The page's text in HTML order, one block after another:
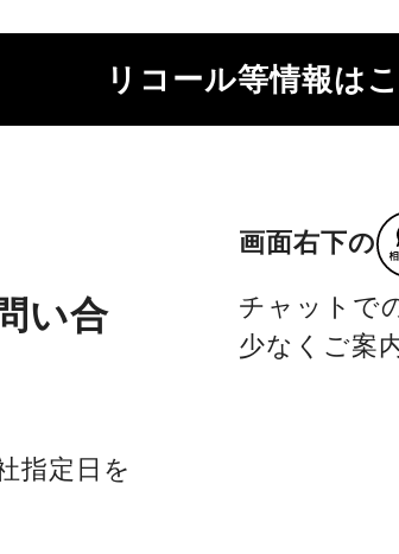
リコール等情報は
い合
指定日を
画面右下の
チャットで
少なくご案